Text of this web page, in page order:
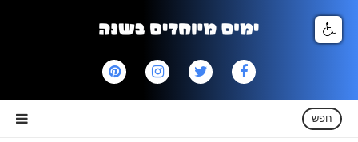
חפש